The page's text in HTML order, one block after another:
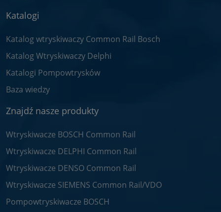
Katalogi
Katalog wtryskiwaczy Common Rail Bosch
Katalog Wtryskiwaczy Delphi
Katalogi Pompowtrysków
Baza wiedzy
Znajdź nasze produkty
Wtryskiwacze BOSCH Common Rail
Wtryskiwacze DELPHI Common Rail
Wtryskiwacze DENSO Common Rail
Wtryskiwacze SIEMENS Common Rail/VDO
Pompowtryskiwacze BOSCH